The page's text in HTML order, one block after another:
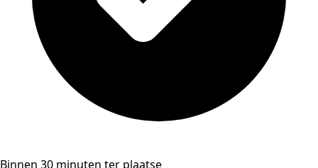
Binnen 30 minuten ter plaatse